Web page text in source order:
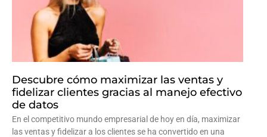
Descubre cómo maximizar las ventas y
fidelizar clientes gracias al manejo efectivo
de datos
En el competitivo mundo empresarial de hoy en día, maximizar
las ventas y fidelizar a los clientes se ha convertido en una